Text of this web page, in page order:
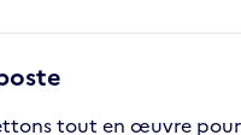
tout en œuvre